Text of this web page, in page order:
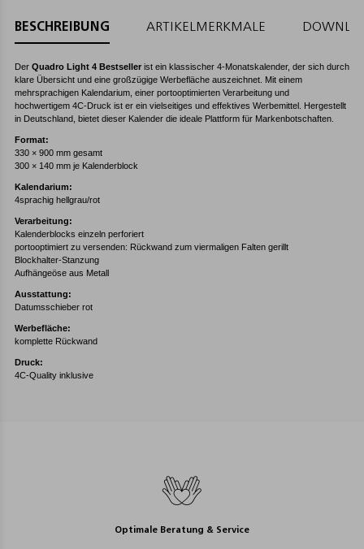
BESCHREIBUNG ARTIKELMERKMALE
Der Quadro Light 4 Bestseller ist ein klassischer 4-Monatskalender, der sich durch
klare Übersicht und eine großzügige Werbefläche auszeichnet. Mit einem
mehrsprachigen Kalendarium, einer portooptimierten Verarbeitung und
hochwertigem 4C-Druck ist er ein vielseitiges und effektives Werbemittel. Hergestellt
in Deutschland, bietet dieser Kalender die ideale Plattform für Markenbotschaften.
Format:
330 × 900 mm gesamt
300 × 140 mm je Kalenderblock
Kalendarium:
4sprachig hellgrau/rot
Verarbeitung:
Kalenderblocks einzeln perforiert
portooptimiert zu versenden: Rückwand zum viermaligen Falten gerillt
Blockhalter-Stanzung
Aufhängeöse aus Metall
Ausstattung:
Datumsschieber rot
Werbefläche:
komplette Rückwand
Druck:
4C-Quality inklusive
Optimale Beratung & Service